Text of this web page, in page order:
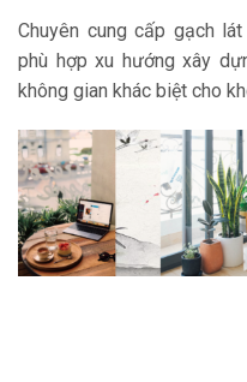
Chuyên cung cấp gạch
phù hợp xu hướng xây
không gian khác biệt cho